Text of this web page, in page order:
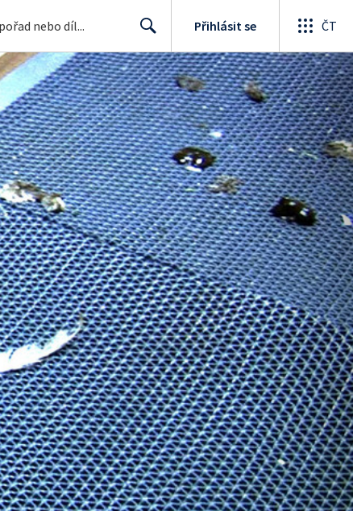
Search
Přihlásit se ČT